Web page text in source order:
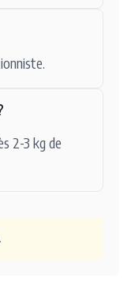
2-3 kg de